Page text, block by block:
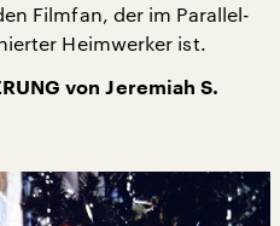
Filmfan, der im Parallel-
Heimwerker ist.
von Jeremiah S.